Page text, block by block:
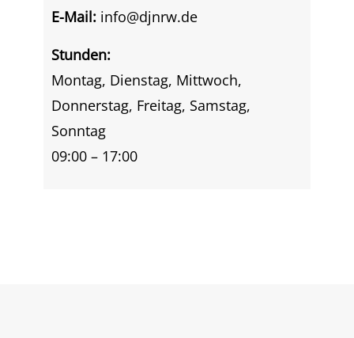
E-Mail: info@djnrw.de
Stunden:
Montag, Dienstag, Mittwoch,
Donnerstag, Freitag, Samstag,
Sonntag
09:00 – 17:00